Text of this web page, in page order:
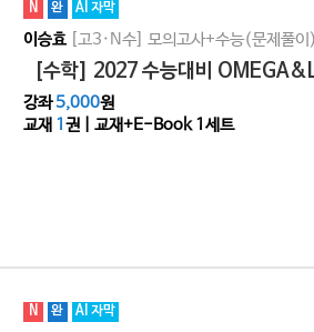
N 완 AI 자막
이승효 [고3·N수] 모의고사+수능(문제풀이)
[수학] 2027 수능대비
강좌5,000원
교재 1 권 | 교재+E-Book 1세트
N 완 AI 자막